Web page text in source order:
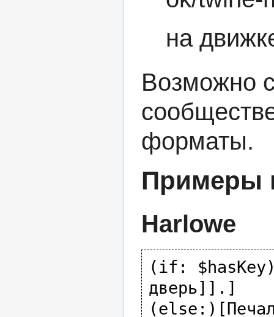
на
Возможно
форматы.
Примеры
Harlowe
(if:
дверь]].]